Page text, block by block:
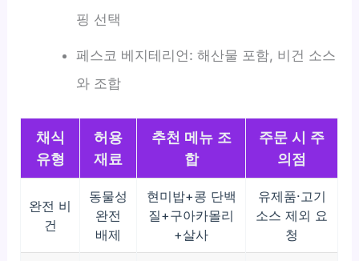
핑 선택
페스코 베지테리언: 해산물 포함, 비건 소스
와 조합
채식
유형
허용
재료
추천 메뉴 조
합
주문 시 주
의점
완전 비
건
동물성
완전
배제
현미밥+콩 단백
질+구아카몰리
+살사
유제품·고기
소스 제외 요
청